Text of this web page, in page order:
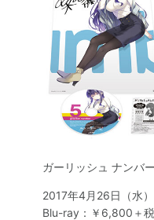
ガーリッシュ ナンバ
2017年4月26日（水
Blu-ray：￥6,800＋